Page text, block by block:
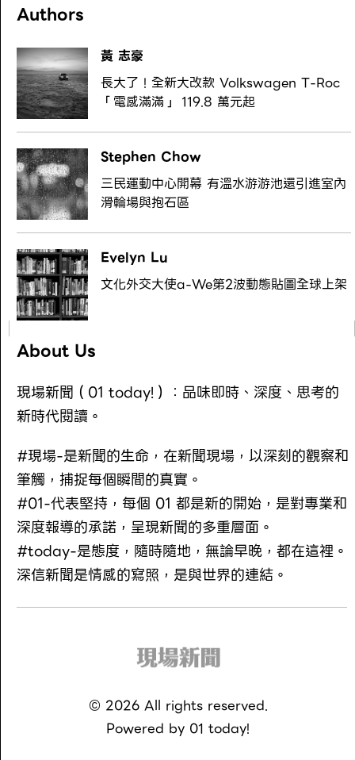
Authors
黃 志豪
長大了！全新大改款 Volkswagen T-Roc
「電感滿滿」 119.8 萬元起
Stephen Chow
三民運動中心開幕 有溫水游游池還引進室內
滑輪場與抱石區
Evelyn Lu
文化外交大使a-We第2波動態貼圖全球上架
About Us
現場新聞（01 today!）：品味即時、深度、思考的
新時代閱讀。
#現場-是新聞的生命，在新聞現場，以深刻的觀察和
筆觸，捕捉每個瞬間的真實。
#01-代表堅持，每個 01 都是新的開始，是對專業和
深度報導的承諾，呈現新聞的多重層面。
#today-是態度，隨時隨地，無論早晚，都在這裡。
深信新聞是情感的寫照，是與世界的連結。
© 2026All rights reserved.
Powered by 01 today!